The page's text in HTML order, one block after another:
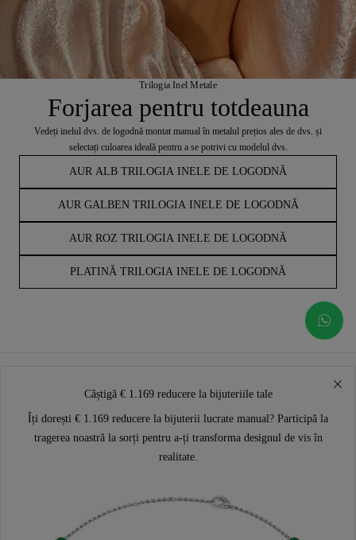
Trilogia Inel Metale
Forjarea pentru totdeauna
Vedeți inelul dvs. de logodnă montat manual în metalul prețios ales de dvs. și
selectați culoarea ideală pentru a se potrivi cu modelul dvs.
AUR ALB TRILOGIA INELE DE LOGODNĂ
AUR GALBEN TRILOGIA INELE DE LOGODNĂ
AUR ROZ TRILOGIA INELE DE LOGODNĂ
PLATINĂ TRILOGIA INELE DE LOGODNĂ
Câștigă € 1.169 reducere la bijuteriile tale
Îți dorești € 1.169 reducere la bijuterii lucrate manual? Participă la
tragerea noastră la sorți pentru a-ți transforma designul de vis în
realitate.